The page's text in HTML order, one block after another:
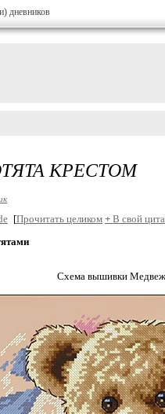
дневников
КРЕСТОМ
[Прочитать целиком + В свой
Схема вышивки